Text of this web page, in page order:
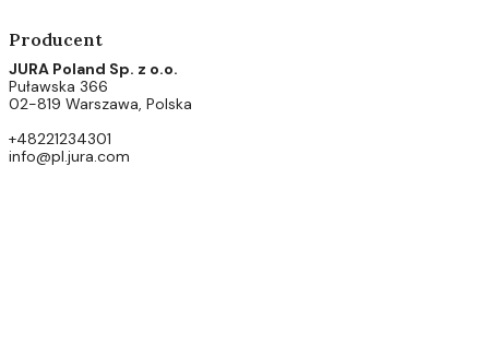
Producent
JURA Poland Sp. z o.o.
Puławska 366
02-819 Warszawa, Polska
+48221234301
info@pl.jura.com